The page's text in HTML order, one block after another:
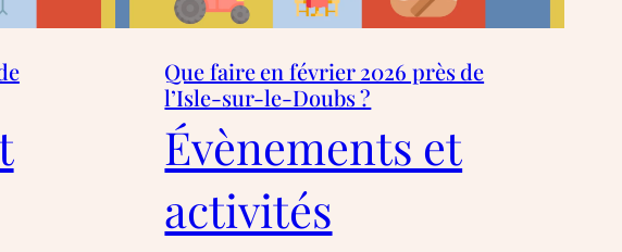
Que faire en février 2026 près de
l’Isle-sur-le-Doubs ?
Évènements et
activités